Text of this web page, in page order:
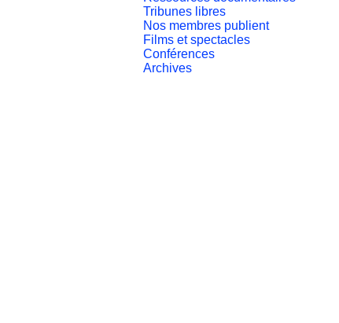
Tribunes libres
Nos membres publient
Films et spectacles
Conférences
Archives